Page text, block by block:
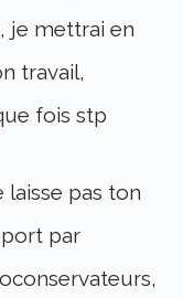
je mettrai en
travail,
fois stp
laisse pas ton
par